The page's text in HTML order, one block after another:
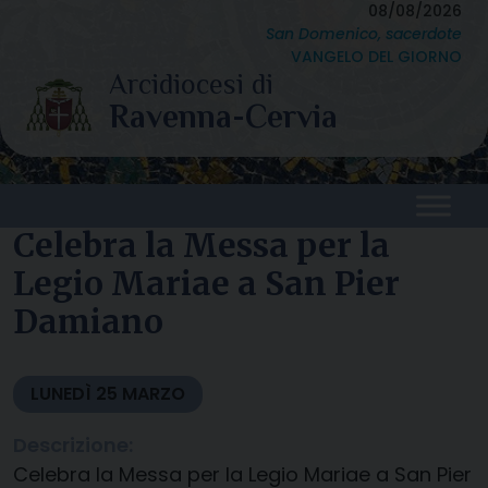
content
08/08/2026
San Domenico, sacerdote
VANGELO DEL GIORNO
Celebra la Messa per la
Legio Mariae a San Pier
Damiano
LUNEDÌ 25 MARZO
Celebra la Messa per la Legio Mariae a San Pier